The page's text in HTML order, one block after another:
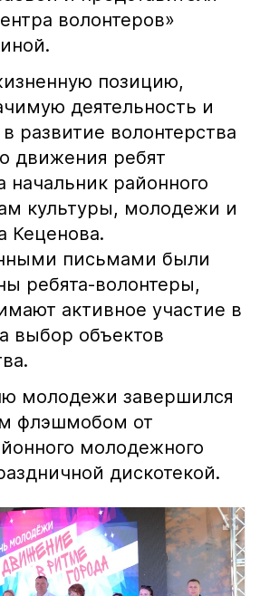
волонтеров»
позицию,
деятельность и
развитие волонтерства
движения ребят
начальник районного
культуры, молодежи и
Кеценова.
письмами были
ребята-волонтеры,
активное участие в
выбор объектов
молодежи завершился
флэшмобом от
молодежного
дискотекой.